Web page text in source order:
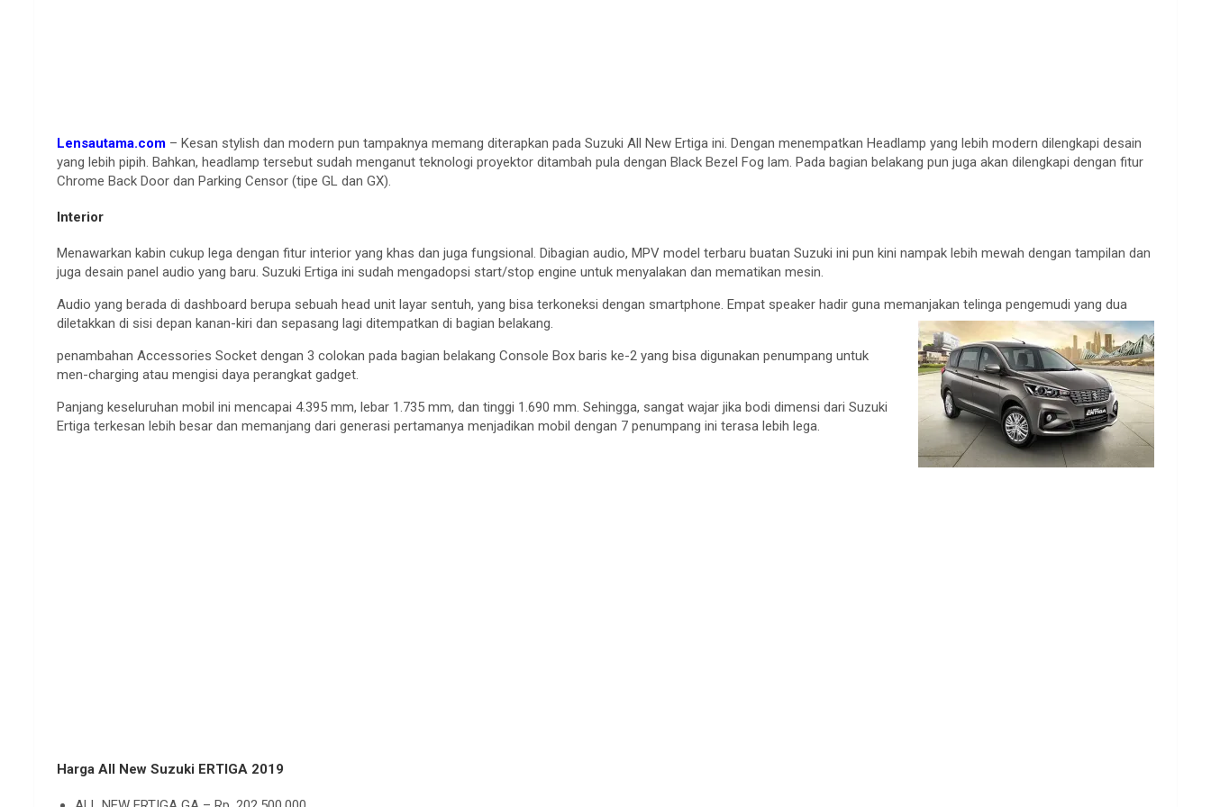
Lensautama.com – Kesan stylish dan modern pun tampaknya memang diterapkan pada Suzuki All New Ertiga ini. Dengan menempatkan Headlamp yang lebih modern dilengkapi desain
yang lebih pipih. Bahkan, headlamp tersebut sudah menganut teknologi proyektor ditambah pula dengan Black Bezel Fog lam. Pada bagian belakang pun juga akan dilengkapi dengan fitur
Chrome Back Door dan Parking Censor (tipe GL dan GX).
Interior
Menawarkan kabin cukup lega dengan fitur interior yang khas dan juga fungsional. Dibagian audio, MPV model terbaru buatan Suzuki ini pun kini nampak lebih mewah dengan tampilan dan
juga desain panel audio yang baru. Suzuki Ertiga ini sudah mengadopsi start/stop engine untuk menyalakan dan mematikan mesin.
Audio yang berada di dashboard berupa sebuah head unit layar sentuh, yang bisa terkoneksi dengan smartphone. Empat speaker hadir guna memanjakan telinga pengemudi yang dua
diletakkan di sisi depan kanan-kiri dan sepasang lagi ditempatkan di bagian belakang.
penambahan Accessories Socket dengan 3 colokan pada bagian belakang Console Box baris ke-2 yang bisa digunakan penumpang untuk
men-charging atau mengisi daya perangkat gadget.
Panjang keseluruhan mobil ini mencapai 4.395 mm, lebar 1.735 mm, dan tinggi 1.690 mm. Sehingga, sangat wajar jika bodi dimensi dari Suzuki
Ertiga terkesan lebih besar dan memanjang dari generasi pertamanya menjadikan mobil dengan 7 penumpang ini terasa lebih lega.
Harga All New Suzuki ERTIGA 2019